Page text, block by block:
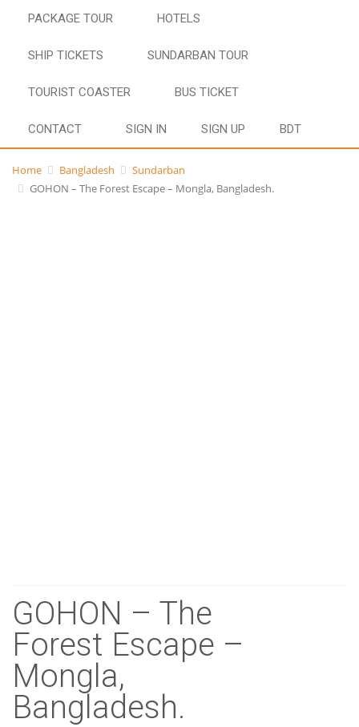
PACKAGE TOUR HOTELS
SHIP TICKETS SUNDARBAN TOUR
TOURIST COASTER BUS TICKET
CONTACT SIGN IN SIGN UP BDT
Home Bangladesh
Sundarban
GOHON – The Forest Escape – Mongla, Bangladesh.
GOHON – The
Forest Escape –
Mongla,
Bangladesh.